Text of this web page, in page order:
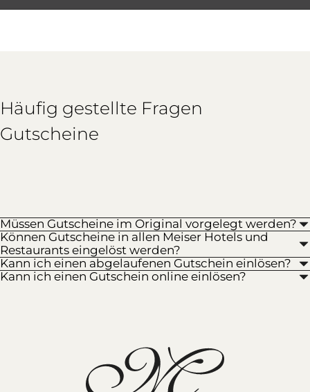
Häufig gestellte Fragen
Gutscheine
Müssen Gutscheine im Original vorgelegt werden?
Können Gutscheine in allen Meiser Hotels und
Restaurants eingelöst werden?
Kann ich einen abgelaufenen Gutschein einlösen?
Kann ich einen Gutschein online einlösen?